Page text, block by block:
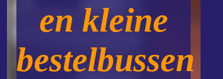
en kleine
bestelbussen